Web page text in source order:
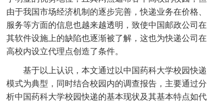
由于我国市场经济机制的逐步完善，快递业务在价格、
服务等方面的信息也越来越透明，致使中国邮政公司在
其软件设施上的缺陷也逐渐被了解，这也为快递公司在
高校内设立代理点创造了条件。
基于以上认识，本文通过以中国药科大学校园快递
模式为典型，同时结合校园内的调查报告，主要通过分
析中国药科大学校园快递的基本现状及其基本特点如代